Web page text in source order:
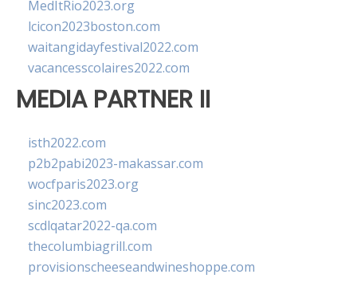
MedItRio2023.org
lcicon2023boston.com
waitangidayfestival2022.com
vacancesscolaires2022.com
MEDIA PARTNER II
isth2022.com
p2b2pabi2023-makassar.com
wocfparis2023.org
sinc2023.com
scdlqatar2022-qa.com
thecolumbiagrill.com
provisionscheeseandwineshoppe.com